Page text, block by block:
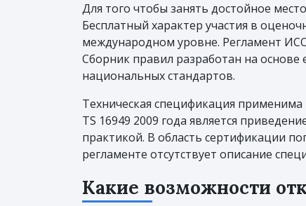
Для того чтобы занять достойное
Бесплатный характер участия в
международном уровне. Регламент
Сборник правил разработан на основе
национальных стандартов.
Техническая спецификация
TS 16949 2009 года является
практикой. В область сертификации
регламенте отсутствует описание
Какие возможности